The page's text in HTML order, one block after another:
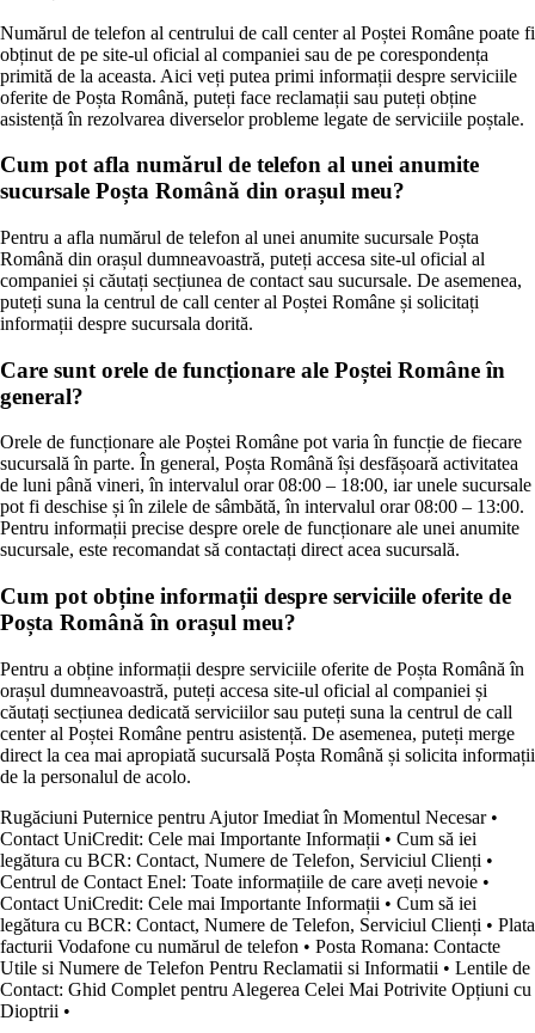
Numărul de telefon al centrului de call center al Poștei Române poate fi
obținut de pe site-ul oficial al companiei sau de pe corespondența
primită de la aceasta. Aici veți putea primi informații despre serviciile
oferite de Poșta Română, puteți face reclamații sau puteți obține
asistență în rezolvarea diverselor probleme legate de serviciile poștale.
Cum pot afla numărul de telefon al unei anumite
sucursale Poșta Română din orașul meu?
Pentru a afla numărul de telefon al unei anumite sucursale Poșta
Română din orașul dumneavoastră, puteți accesa site-ul oficial al
companiei și căutați secțiunea de contact sau sucursale. De asemenea,
puteți suna la centrul de call center al Poștei Române și solicitați
informații despre sucursala dorită.
Care sunt orele de funcționare ale Poștei Române în
general?
Orele de funcționare ale Poștei Române pot varia în funcție de fiecare
sucursală în parte. În general, Poșta Română își desfășoară activitatea
de luni până vineri, în intervalul orar 08:00 – 18:00, iar unele sucursale
pot fi deschise și în zilele de sâmbătă, în intervalul orar 08:00 – 13:00.
Pentru informații precise despre orele de funcționare ale unei anumite
sucursale, este recomandat să contactați direct acea sucursală.
Cum pot obține informații despre serviciile oferite de
Poșta Română în orașul meu?
Pentru a obține informații despre serviciile oferite de Poșta Română în
orașul dumneavoastră, puteți accesa site-ul oficial al companiei și
căutați secțiunea dedicată serviciilor sau puteți suna la centrul de call
center al Poștei Române pentru asistență. De asemenea, puteți merge
direct la cea mai apropiată sucursală Poșta Română și solicita informații
de la personalul de acolo.
Rugăciuni Puternice pentru Ajutor Imediat în Momentul Necesar•
Contact UniCredit: Cele mai Importante Informații • Cum să iei
legătura cu BCR: Contact, Numere de Telefon, Serviciul Clienți •
Centrul de Contact Enel: Toate informațiile de care aveți nevoie •
Contact UniCredit: Cele mai Importante Informații • Cum să iei
legătura cu BCR: Contact, Numere de Telefon, Serviciul Clienți • Plata
facturii Vodafone cu numărul de telefon • Posta Romana: Contacte
Utile si Numere de Telefon Pentru Reclamatii si Informatii • Lentile de
Contact: Ghid Complet pentru Alegerea Celei Mai Potrivite Opțiuni cu
Dioptrii •